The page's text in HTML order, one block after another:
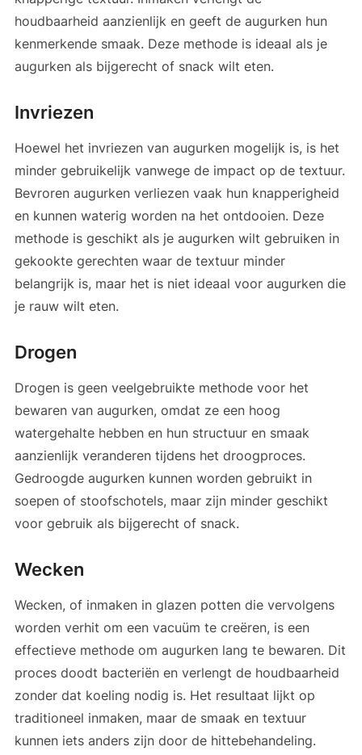
houdbaarheid aanzienlijk en geeft de augurken hun
kenmerkende smaak. Deze methode is ideaal als je
augurken als bijgerecht of snack wilt eten.
Invriezen
Hoewel het invriezen van augurken mogelijk is, is het
minder gebruikelijk vanwege de impact op de textuur.
Bevroren augurken verliezen vaak hun knapperigheid
en kunnen waterig worden na het ontdooien. Deze
methode is geschikt als je augurken wilt gebruiken in
gekookte gerechten waar de textuur minder
belangrijk is, maar het is niet ideaal voor augurken die
je rauw wilt eten.
Drogen
Drogen is geen veelgebruikte methode voor het
bewaren van augurken, omdat ze een hoog
watergehalte hebben en hun structuur en smaak
aanzienlijk veranderen tijdens het droogproces.
Gedroogde augurken kunnen worden gebruikt in
soepen of stoofschotels, maar zijn minder geschikt
voor gebruik als bijgerecht of snack.
Wecken
Wecken, of inmaken in glazen potten die vervolgens
worden verhit om een vacuüm te creëren, is een
effectieve methode om augurken lang te bewaren. Dit
proces doodt bacteriën en verlengt de houdbaarheid
zonder dat koeling nodig is. Het resultaat lijkt op
traditioneel inmaken, maar de smaak en textuur
kunnen iets anders zijn door de hittebehandeling.